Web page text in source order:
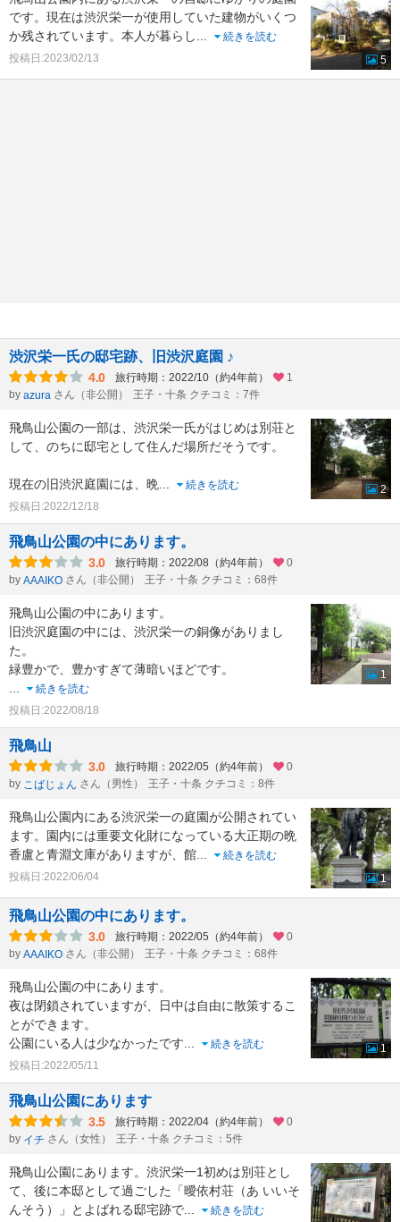
です。現在は渋沢栄一が使用していた建物がいくつ
か残されています。本人が暮らし
続きを読む
投稿日:2023/02/13
5
渋沢栄一氏の邸宅跡、旧渋沢庭園 ♪
4.0 旅行時期：2022/10（約4年前）
1
by azura さん（非公開） 王子・十条 クチコミ：7件
飛鳥山公園の一部は、渋沢栄一氏がはじめは別荘と
して、のちに邸宅として住んだ場所だそうです。
現在の旧渋沢庭園には、晩
続きを読む
投稿日:2022/12/18
2
飛鳥山公園の中にあります。
3.0 旅行時期：2022/08（約4年前）
0
by AAAIKO さん（非公開） 王子・十条 クチコミ：68件
飛鳥山公園の中にあります。
旧渋沢庭園の中には、渋沢栄一の銅像がありまし
た。
緑豊かで、豊かすぎて薄暗いほどです。
続きを読む
投稿日:2022/08/18
1
飛鳥山
3.0 旅行時期：2022/05（約4年前）
0
by こばじょん さん（男性） 王子・十条 クチコミ：8件
飛鳥山公園内にある渋沢栄一の庭園が公開されてい
ます。園内には重要文化財になっている大正期の晩
香盧と青淵文庫がありますが、館
続きを読む
投稿日:2022/06/04
1
飛鳥山公園の中にあります。
3.0 旅行時期：2022/05（約4年前）
0
by AAAIKO さん（非公開） 王子・十条 クチコミ：68件
飛鳥山公園の中にあります。
夜は閉鎖されていますが、日中は自由に散策するこ
とができます。
公園にいる人は少なかったです
続きを読む
投稿日:2022/05/11
1
飛鳥山公園にあります
3.5 旅行時期：2022/04（約4年前）
0
by イチ さん（女性） 王子・十条 クチコミ：5件
飛鳥山公園にあります。渋沢栄一1初めは別荘とし
て、後に本邸として過ごした「曖依村荘（あ いいそ
んそう）」とよばれる邸宅跡で
続きを読む